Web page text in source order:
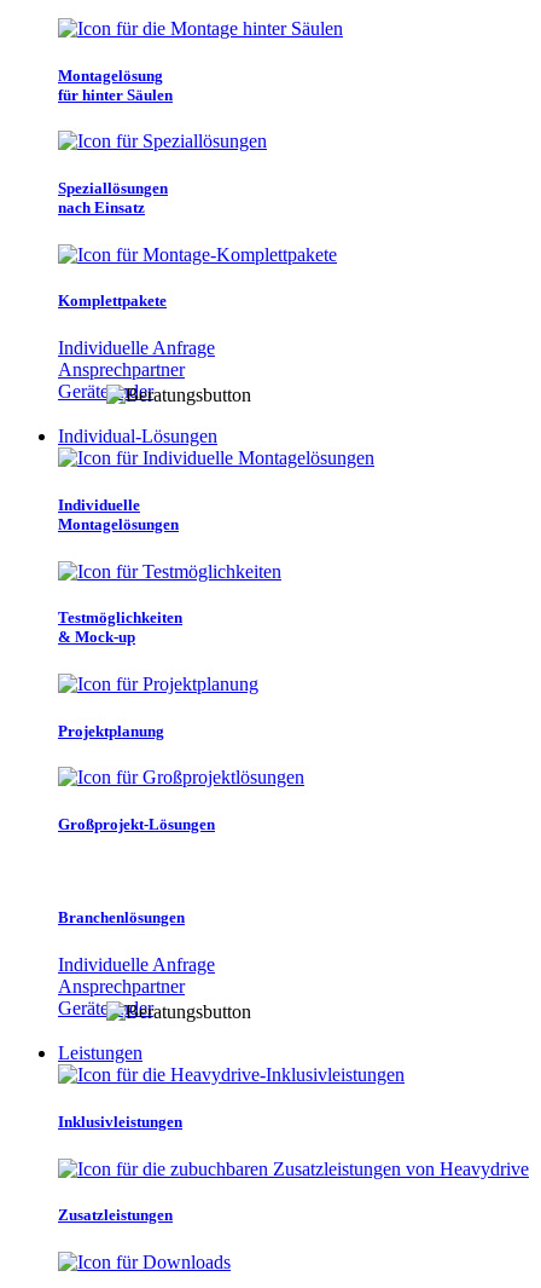
Montagelösung
für hinter Säulen
Speziallösungen
nach Einsatz
Komplettpakete
Individuelle Anfrage
Ansprechpartner
Gerätefinder
Individual-Lösungen
Individuelle
Montagelösungen
Testmöglichkeiten
& Mock-up
Projektplanung
Großprojekt-Lösungen
Branchenlösungen
Individuelle Anfrage
Ansprechpartner
Gerätefinder
Leistungen
Inklusivleistungen
Zusatzleistungen